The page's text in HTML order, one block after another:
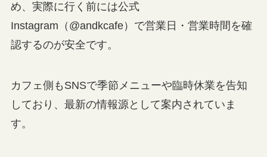
め、実際に行く前には公式
Instagram（@andkcafe）で営業日・営業時間を確
認するのが安全です。
カフェ側もSNSで季節メニューや臨時休業を告知
しており、最新の情報源として案内されていま
す。